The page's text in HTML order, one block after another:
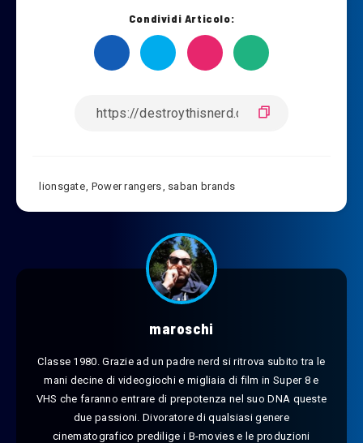
Condividi Articolo:
lionsgate Power rangers saban brands
maroschi
Classe 1980. Grazie ad un padre nerd si ritrova subito tra le
mani decine di videogiochi e migliaia di film in Super 8 e
VHS che faranno entrare di prepotenza nel suo DNA queste
due passioni. Divoratore di qualsiasi genere
cinematografico predilige i B-movies e le produzioni